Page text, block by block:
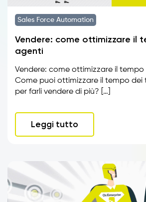
Sales Force Automation
Vendere: come ottimizzare il
agenti
Vendere: come ottimizzare il
Come puoi ottimizzare il tempo dei
per farli vendere di più? […]
Leggi tutto